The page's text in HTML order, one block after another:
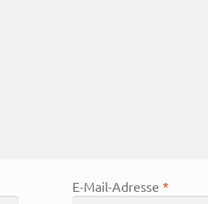
E-Mail-Adresse *